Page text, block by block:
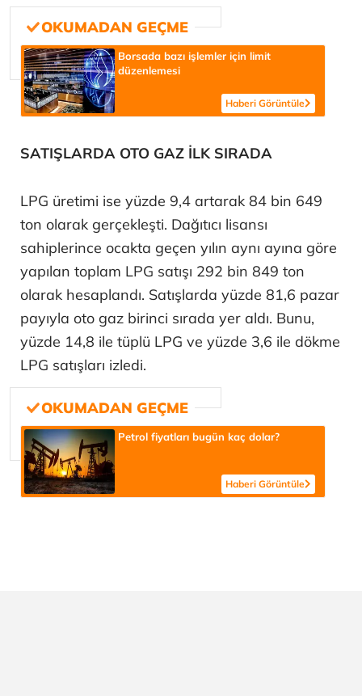
Borsada bazı işlemler için limit
düzenlemesi
Haberi Görüntüle
SATIŞLARDA OTO GAZ İLK SIRADA
LPG üretimi ise yüzde 9,4 artarak 84 bin 649
ton olarak gerçekleşti. Dağıtıcı lisansı
sahiplerince ocakta geçen yılın aynı ayına göre
yapılan toplam LPG satışı 292 bin 849 ton
olarak hesaplandı. Satışlarda yüzde 81,6 pazar
payıyla oto gaz birinci sırada yer aldı. Bunu,
yüzde 14,8 ile tüplü LPG ve yüzde 3,6 ile dökme
LPG satışları izledi.
Petrol fiyatları bugün kaç dolar?
Haberi Görüntüle